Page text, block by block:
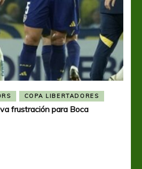
COPA LIBERTADORES
frustración para Boca